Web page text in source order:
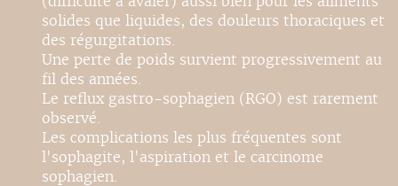
solides que liquides, des douleurs thoraciques et
des régurgitations.
Une perte de poids survient progressivement au
fil des années.
Le reflux gastro-sophagien (RGO) est rarement
observé.
Les complications les plus fréquentes sont
l'sophagite, l'aspiration et le carcinome
sophagien.